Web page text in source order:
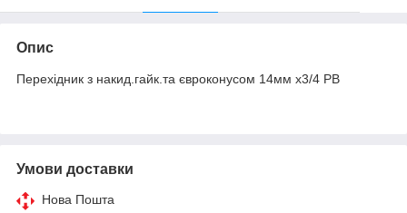
Опис
Перехідник з накид.гайк.та євроконусом 14мм х3/4 РВ
Умови доставки
Нова Пошта